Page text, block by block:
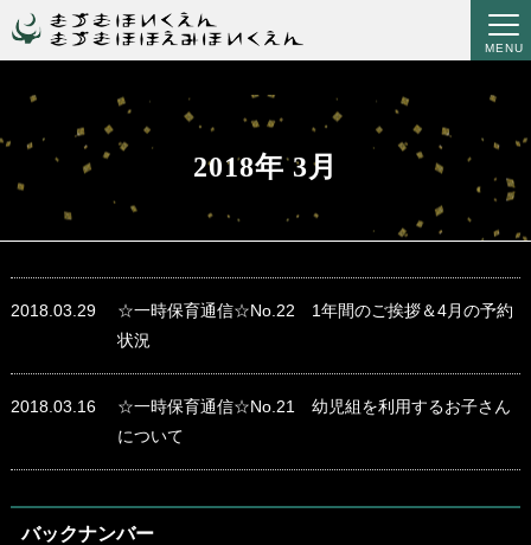
MENU
2018年 3月
2018.03.29
☆一時保育通信☆No.22 1年間のご挨拶＆4月の予約
状況
2018.03.16
☆一時保育通信☆No.21 幼児組を利用するお子さん
について
バックナンバー